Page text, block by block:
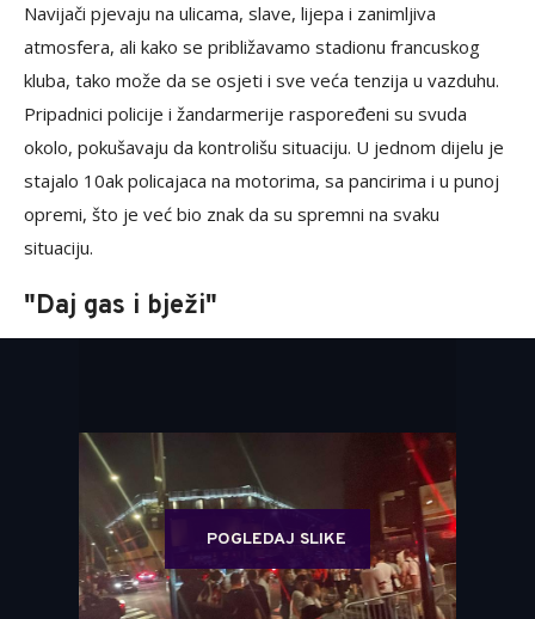
Navijači pjevaju na ulicama, slave, lijepa i zanimljiva
atmosfera, ali kako se približavamo stadionu francuskog
kluba, tako može da se osjeti i sve veća tenzija u vazduhu.
Pripadnici policije i žandarmerije raspoređeni su svuda
okolo, pokušavaju da kontrolišu situaciju. U jednom dijelu je
stajalo 10ak policajaca na motorima, sa pancirima i u punoj
opremi, što je već bio znak da su spremni na svaku
situaciju.
"Daj gas i bježi"
POGLEDAJ SLIKE